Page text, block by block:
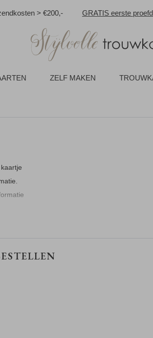
> €200,- GRATIS eerste
ZELF MAKEN